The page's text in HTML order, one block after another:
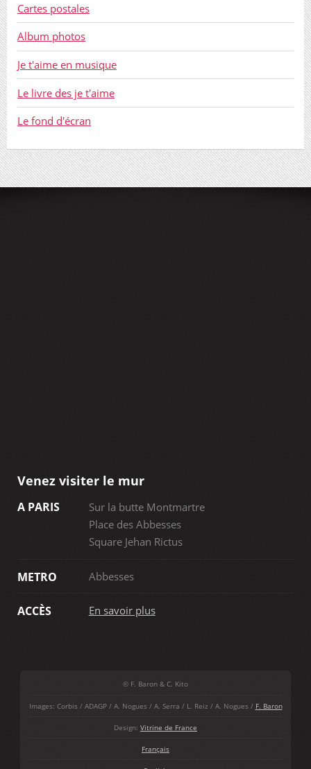
Cartes postales
Album photos
Je t'aime en musique
Le livre des je t'aime
Le fond d'écran
Venez visiter le mur
A PARIS
Sur la butte Montmartre
Place des Abbesses
Square Jehan Rictus
METRO Abbesses
ACCÈS En savoir plus
© F. Baron & C. Kito
Images: Corbis / ADAGP / A. Nogues / A. Serra / L. Reiz / A. Nogues / F. Baron
Design: Vitrine de France
Français